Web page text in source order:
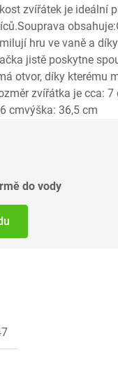
zvířátek je ideální
hru ve vaně a
jistě poskytne
otvor, díky kterému
zvířátka je cca:
cmvýška: 36,5 cm
do vody